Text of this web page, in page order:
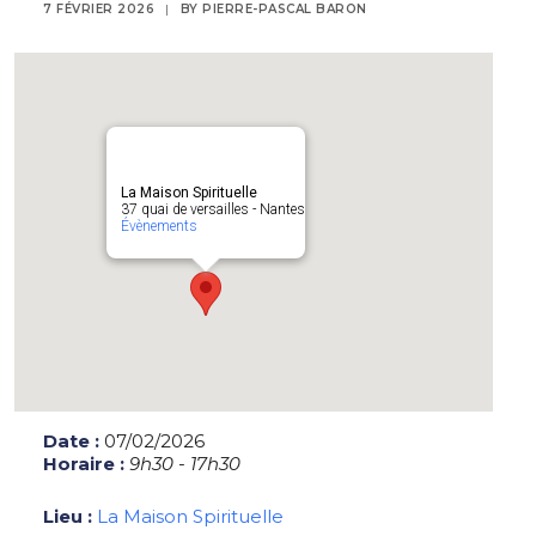
7 FÉVRIER 2026 | BY PIERRE-PASCAL BARON
La Maison Spirituelle
37 quai de versailles - Nantes
Évènements
Date : 07/02/2026
Horaire : 9h30 - 17h30
Lieu : La Maison Spirituelle